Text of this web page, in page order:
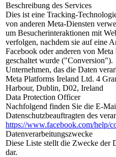
Beschreibung des Services
Dies ist eine Tracking-
von anderen Meta-Diensten
um Besucherinteraktionen mit
verfolgen, nachdem sie auf eine
Facebook oder anderen von Meta
geschaltet wurde ("Conversion").
Unternehmen, das die Daten
Meta Platforms Ireland Ltd. 4
Harbour, Dublin, D02, Ireland
Data Protection Officer
Nachfolgend finden Sie die E-
Datenschutzbeauftragten des
https://www.facebook.com/help/
Datenverarbeitungszwecke
Diese Liste stellt die Zwecke der
dar.